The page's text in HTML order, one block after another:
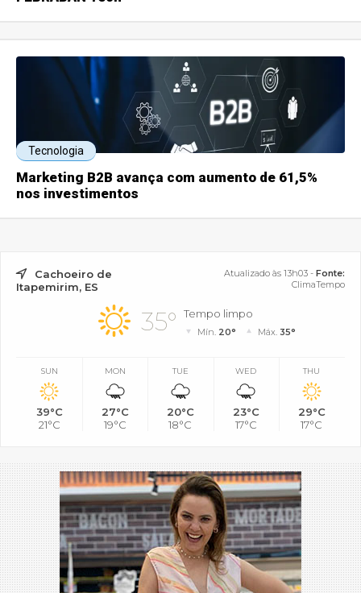
Tecnologia
Marketing B2B avança com aumento de 61,5%
nos investimentos
Cachoeiro de
Itapemirim, ES
Atualizado às 13h03 - Fonte:
ClimaTempo
35° Tempo limpo
Mín. 20° Máx. 35°
SUN
39°C
21°C
MON
27°C
19°C
TUE
20°C
18°C
WED
23°C
17°C
THU
29°C
17°C